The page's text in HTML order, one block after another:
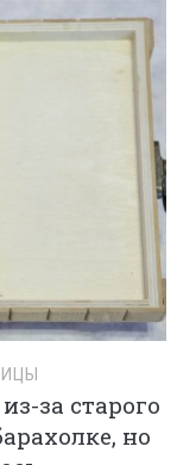
за старого
но